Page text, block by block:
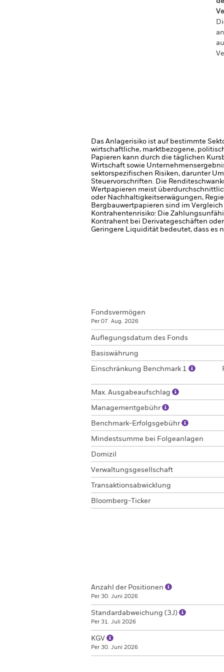
Das Anlagerisiko ist auf bestimmte
wirtschaftliche, marktbezogene,
Papieren kann durch die täglichen
Wirtschaft sowie
sektorspezifischen Risiken, darunter
Steuervorschriften. Die
Wertpapieren meist
oder Nachhaltigkeitserwägungen,
Bergbauwertpapieren sind im
Kontrahentenrisiko: Die
Kontrahent bei Derivategeschäften
Geringere Liquidität bedeutet, dass es
Fondsvermögen
Per 07. Aug. 2026
Auflegungsdatum des Fonds
Basiswährung
Einschränkung Benchmark 1
Max. Ausgabeaufschlag
Managementgebühr
Benchmark-Erfolgsgebühr
Mindestsumme bei Folgeanlagen
Domizil
Verwaltungsgesellschaft
Transaktionsabwicklung
Bloomberg-Ticker
Anzahl der Positionen
Per 30. Juni 2026
Standardabweichung (3J)
Per 31. Juli 2026
KGV
Per 30. Juni 2026